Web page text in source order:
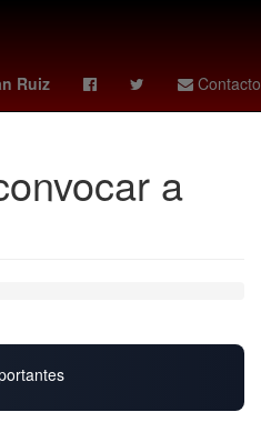
Ruiz Contacto
Amistosos
a